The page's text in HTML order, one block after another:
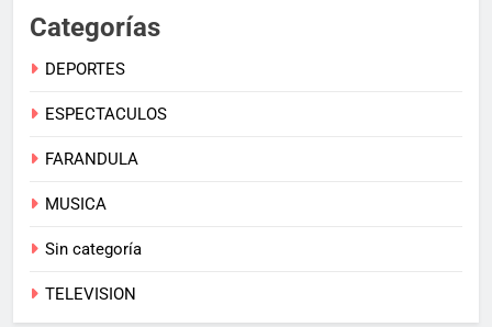
Categorías
DEPORTES
ESPECTACULOS
FARANDULA
MUSICA
Sin categoría
TELEVISION